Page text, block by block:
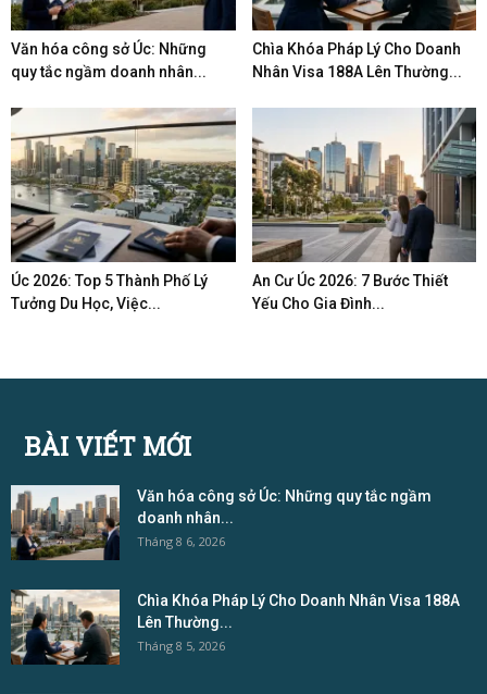
Văn hóa công sở Úc: Những
quy tắc ngầm doanh nhân...
Chìa Khóa Pháp Lý Cho Doanh
Nhân Visa 188A Lên Thường...
Úc 2026: Top 5 Thành Phố Lý
Tưởng Du Học, Việc...
An Cư Úc 2026: 7 Bước Thiết
Yếu Cho Gia Đình...
BÀI VIẾT MỚI
Văn hóa công sở Úc: Những quy tắc ngầm
doanh nhân...
Tháng 8 6, 2026
Chìa Khóa Pháp Lý Cho Doanh Nhân Visa 188A
Lên Thường...
Tháng 8 5, 2026